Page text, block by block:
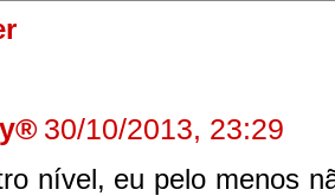
30/10/2013, 23:29
nível, eu pelo menos